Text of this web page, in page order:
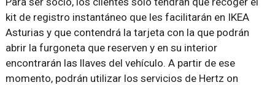
kit de registro instantáneo que les facilitarán en IKEA
Asturias y que contendrá la tarjeta con la que podrán
abrir la furgoneta que reserven y en su interior
encontrarán las llaves del vehículo. A partir de ese
momento, podrán utilizar los servicios de Hertz on